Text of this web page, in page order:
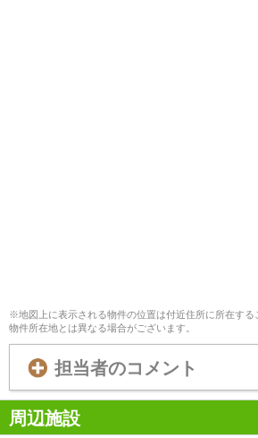
※地図上に表示される物件の位置は付近住所に所在する
物件所在地とは異なる場合がございます。
担当者のコメント
周辺施設